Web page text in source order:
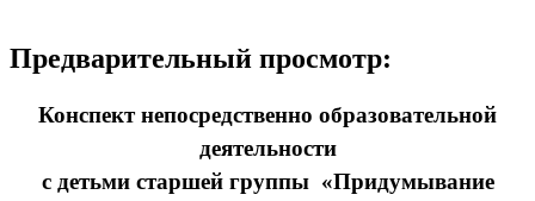
Предварительный просмотр:
Конспект непосредственно образовательной
деятельности
с детьми старшей группы «Придумывание